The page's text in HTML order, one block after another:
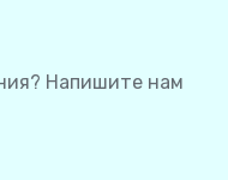
Напишите нам